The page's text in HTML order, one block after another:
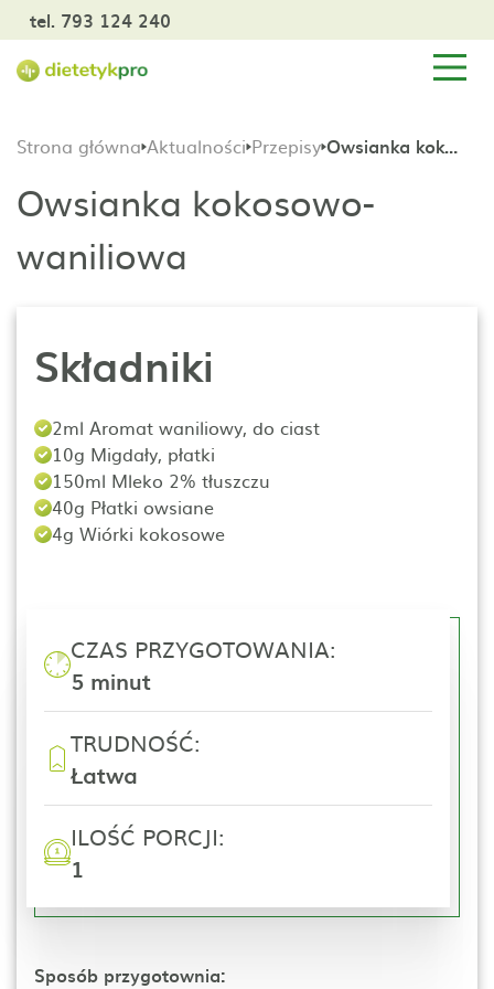
tel. 793 124 240
Strona główna Aktualności Przepisy Owsianka kokosowo-waniliowa
Owsianka kokosowo-
waniliowa
Składniki
2ml Aromat waniliowy, do ciast
10g Migdały, płatki
150ml Mleko 2% tłuszczu
40g Płatki owsiane
4g Wiórki kokosowe
CZAS PRZYGOTOWANIA:
5 minut
TRUDNOŚĆ:
Łatwa
ILOŚĆ PORCJI:
1
Sposób przygotownia: